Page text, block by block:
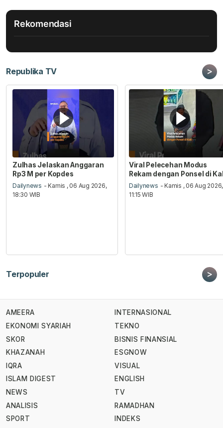
Rekomendasi
Republika TV >
Zulhas Jelaskan Anggaran
Rp3 M per Kopdes
Dailynews - Kamis , 06 Aug 2026,
18:30 WIB
Viral Pelecehan Modus
Rekam dengan Ponsel di
Dailynews - Kamis , 06 Aug 2026,
11:15 WIB
Terpopuler >
AMEERA
EKONOMI SYARIAH
SKOR
KHAZANAH
IQRA
ISLAM DIGEST
NEWS
ANALISIS
SPORT
INTERNASIONAL
TEKNO
BISNIS FINANSIAL
ESGNOW
VISUAL
ENGLISH
TV
RAMADHAN
INDEKS